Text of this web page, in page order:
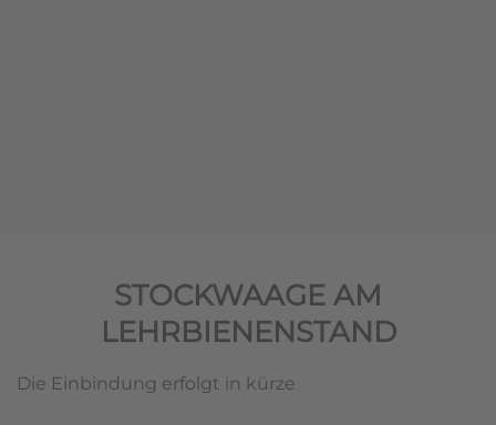
STOCKWAAGE AM
LEHRBIENENSTAND
Die Einbindung erfolgt in kürze